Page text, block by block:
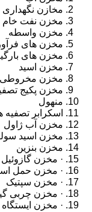
مخازن
مخزن نفت خام
مخزن واسطه
مخزن های
مخزن های
مخزن اسید
مخزن مخروطی
مخزن پکیج
منهول
اسکرابر تصفیه
مخزن آب ژاول
مخزن اسید
مخزن بنزین
· مخزن گازوئیل
· مخزن حمل
· مخزن سپتیک
· مخزن چربی
· مخزن ایستگاه